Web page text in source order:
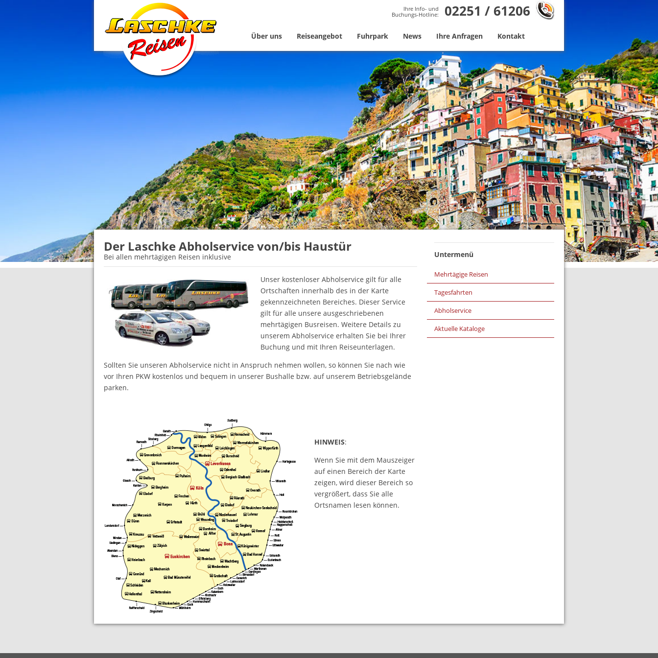
02251 / 61206
Ihre Info- und
Buchungs-Hotline:
Über uns Reiseangebot Fuhrpark News Ihre Anfragen Kontakt
Untermenü
Mehrtägige Reisen
Tagesfahrten
Abholservice
Aktuelle Kataloge
Der Laschke Abholservice von/bis Haustür
Bei allen mehrtägigen Reisen inklusive
Unser kostenloser Abholservice gilt für alle
Ortschaften innerhalb des in der Karte
gekennzeichneten Bereiches. Dieser Service
gilt für alle unsere ausgeschriebenen
mehrtägigen Busreisen. Weitere Details zu
unserem Abholservice erhalten Sie bei Ihrer
Buchung und mit Ihren Reiseunterlagen.
Sollten Sie unseren Abholservice nicht in Anspruch nehmen wollen, so können Sie nach wie
vor Ihren PKW kostenlos und bequem in unserer Bushalle bzw. auf unserem Betriebsgelände
parken.
HINWEIS:
Wenn Sie mit dem Mauszeiger
auf einen Bereich der Karte
zeigen, wird dieser Bereich so
vergrößert, dass Sie alle
Ortsnamen lesen können.